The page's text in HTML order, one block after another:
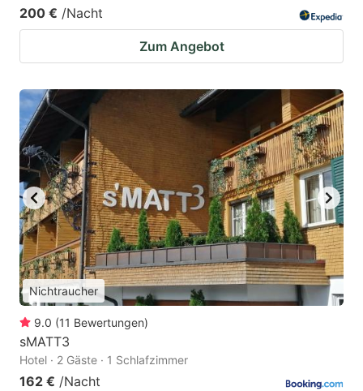
200 € /Nacht
Zum Angebot
Nichtraucher
9.0 (11 Bewertungen)
sMATT3
Hotel · 2 Gäste · 1 Schlafzimmer
162 € /Nacht